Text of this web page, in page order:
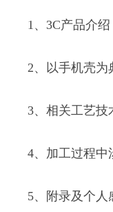
1、3C产品介绍
2、以手机壳为
3、相关工艺技
4、加工过程中
5、附录及个人